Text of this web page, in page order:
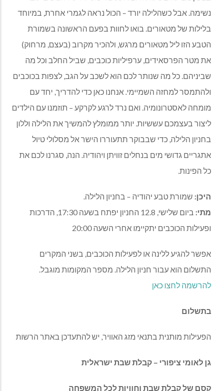
נשימה. אבל כשהלילה יורד – הכול נראה לגמרי אחרת, במיוחד
בלילות של מטאורים. בואו לחוות בפעם הראשונה בשמורת
הטבע הזו ליל מטאורים מרגש, ולהכיר מקרוב (בעצם, מרחוק)
את מטר הפרסאידים, ערפיליות כוכבים, שביל החלב וכל מה
שביניהם. כל מה שנותר לכם הוא לשכב על הגב, לצפות בכוכבים
ולהתמסר למחזה השמיימי. אנחנו כאן כדי להדריך, יחד עם
מומחה לאסטרונומיה. ואם נרד לרגע לקרקע – תוזמנו עם הילדים
ליצור בעצמכם עששיות. יותר ממומלץ להמשיך את הלילה וללון
בחניון הלילה, כדי שבבוקר תתעוררו הישר אל מסלולי טיול
אתגריים גדושי מים בנחלים זוויתן ויהודיה. הנה, סגרנו לכם את
כל הפינות.
היכן: שמורת טבע יהודיה – בחניון הלילה.
מתי:
ביום שלישי, 12.8 החניון יפתח בשעה 17:30, הדרכות
ופעילות הכוכבים יתקיימו אחרי השעה 20:00
אפשר להגיע ללינה או לפעילות הכוכבים, בשני המקרים
התשלום הוא עבור חניון הלילה. מספר המקומות מוגבל.
להרשמה לחצו כאן
בתשלום
הפעילות מותנית בתנאי מזג האוויר, יש להתעדכן באתר הרשות
גן לאומי ציפורי – קבלת שבת ישראלית
קסם של קבלת שבת וחוויות לכל המשפחה